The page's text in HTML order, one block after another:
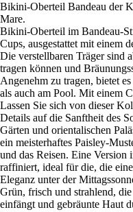
Bikini-Oberteil Bandeau der
Mare.
Bikini-Oberteil im Bandeau-
Cups, ausgestattet mit einem
Die verstellbaren Träger sind
tragen können und
Angenehm zu tragen, bietet
als auch am Pool. Mit einem
Lassen Sie sich von dieser
Details auf die Sanftheit des
Gärten und orientalischen
ein meisterhaftes Paisley-
und das Reisen. Eine
raffiniert, ideal für die, die
Eleganz unter der
Grün, frisch und strahlend,
einfängt und gebräunte Haut